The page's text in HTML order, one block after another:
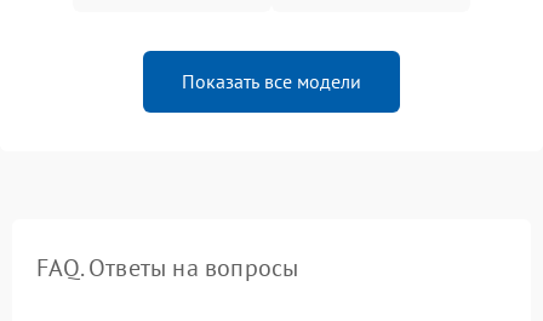
Показать все модели
FAQ. Ответы на вопросы